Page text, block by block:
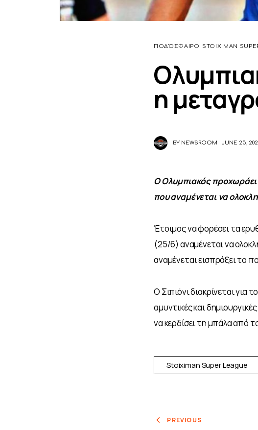
ΠΟΔΌΣΦΑΙΡΟ STOIXIMAN
η
BY NEWSROOM JUNE 25,
Ο Ολυμπιακός
που αναμένεται να
Έτοιμος να φορέσει τα
(25/6) αναμένεται να
αναμένεται εισπράξει το
Ο Σιπιόνι διακρίνεται
αμυντικές και
να κερδίσει τη μπάλα από
Stoiximan Super League
PREVIOUS